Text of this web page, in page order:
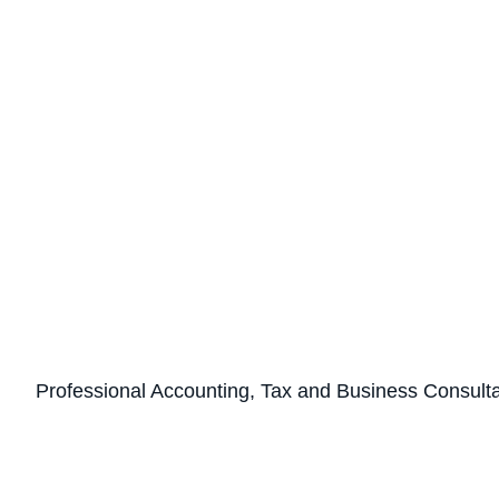
Professional Accounting, Tax and Business